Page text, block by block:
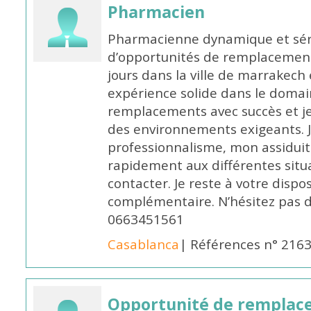
Pharmacien
Pharmacienne dynamique et
d’opportunités de
jours dans la ville de marrakech
expérience solide dans le
remplacements avec succès et
des environnements exigeants.
professionnalisme, mon
rapidement aux différentes
contacter. Je reste à votre
complémentaire. N’hésitez
0663451561
Casablanca | Références n°
Opportunité de